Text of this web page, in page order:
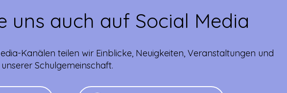
uns auch auf Social Media
Kanälen teilen wir Einblicke, Neuigkeiten, Veranstaltungen und
Schulgemeinschaft.